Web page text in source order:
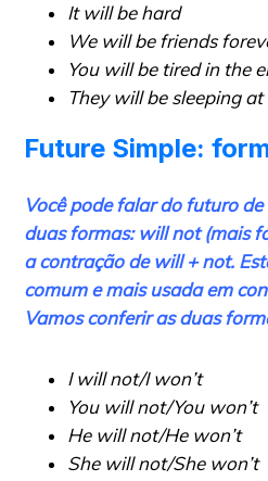
It will be hard
We will be friends
You will be tired in the
They will be sleeping
Future Simple:
Você pode falar do futuro
duas formas:will not(mais
a contração de will + not.
comum e mais usada em
Vamos conferir as duas
I will not/I won’t
You will not/You won’t
He will not/He won’t
She will not/She won’t